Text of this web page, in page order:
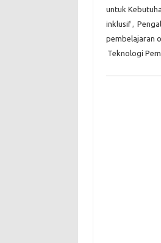
untuk
inklusif,
pembelajaran
Teknologi